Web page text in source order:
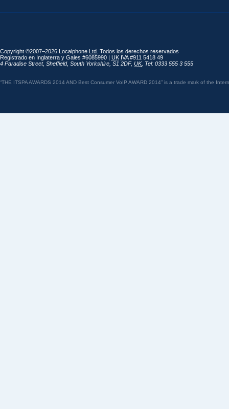
Copyright ©2007–2026 Localphone Ltd . Todos los derechos reservados
Registrado en Inglaterra y Gales #6085990 | UK IVA#911 5418 49
4 Paradise Street, Sheffield, South Yorkshire S1 2DF, UK, Tel: 0333 555 3 555
“THE ITSPA AWARDS 2014 AND Best Consumer VoIP AWARD 2014” is a trade mark of the